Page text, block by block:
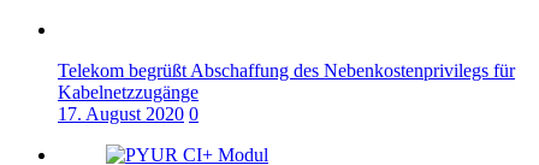
Telekom begrüßt Abschaffung des Nebenkostenprivilegs für
Kabelnetzzugänge
17. August 2020 0